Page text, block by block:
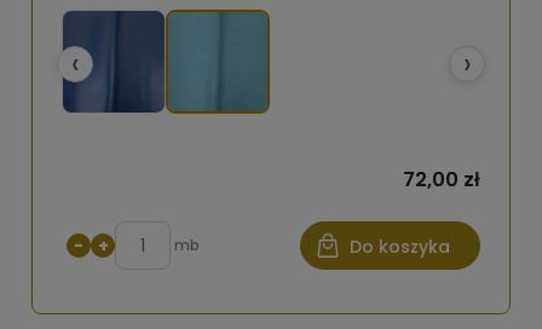
‹ ›
72,00 zł
− + mb Do koszyka